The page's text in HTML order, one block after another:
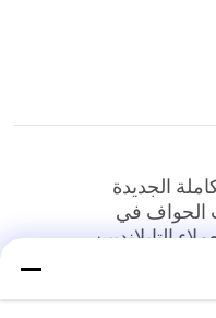
الجديدة
الحواف في
التايلانديين